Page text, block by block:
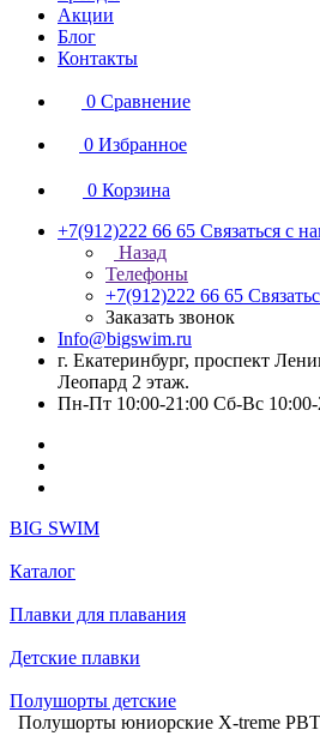
Акции
Блог
Контакты
0 Сравнение
0 Избранное
0 Корзина
+7(912)222 66 65 Связаться с
Назад
Телефоны
+7(912)222 66 65
Заказать звонок
Info@bigswim.ru
г. Екатеринбург, проспект
Леопард 2 этаж.
Пн-Пт 10:00-21:00 Сб-Вс 10:00-
BIG SWIM
Каталог
Плавки для плавания
Детские плавки
Полушорты детские
Полушорты юниорские X-treme